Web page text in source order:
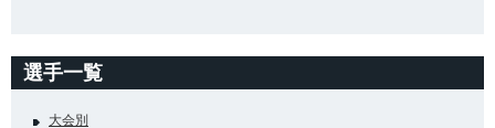
選手一覧
大会別